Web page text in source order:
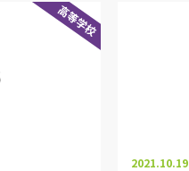
高等学校
2021.10.19